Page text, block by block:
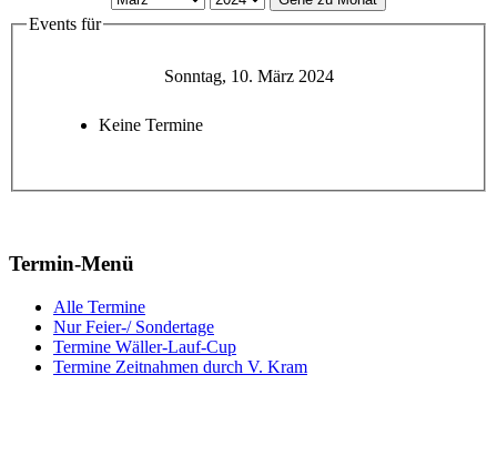
Events für
Sonntag, 10. März 2024
Keine Termine
Termin-Menü
Alle Termine
Nur Feier-/ Sondertage
Termine Wäller-Lauf-Cup
Termine Zeitnahmen durch V. Kram